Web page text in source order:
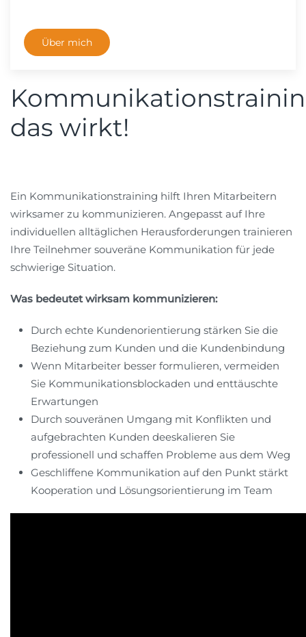
Über mich
das wirkt!
Ein Kommunikationstraining hilft Ihren Mitarbeitern
wirksamer zu kommunizieren. Angepasst auf Ihre
individuellen alltäglichen Herausforderungen trainieren
Ihre Teilnehmer souveräne Kommunikation für jede
schwierige Situation.
Was bedeutet wirksam kommunizieren:
Durch echte Kundenorientierung stärken Sie die
Beziehung zum Kunden und die Kundenbindung
Wenn Mitarbeiter besser formulieren, vermeiden
Sie Kommunikationsblockaden und enttäuschte
Erwartungen
Durch souveränen Umgang mit Konflikten und
aufgebrachten Kunden deeskalieren Sie
professionell und schaffen Probleme aus dem Weg
Geschliffene Kommunikation auf den Punkt stärkt
Kooperation und Lösungsorientierung im Team